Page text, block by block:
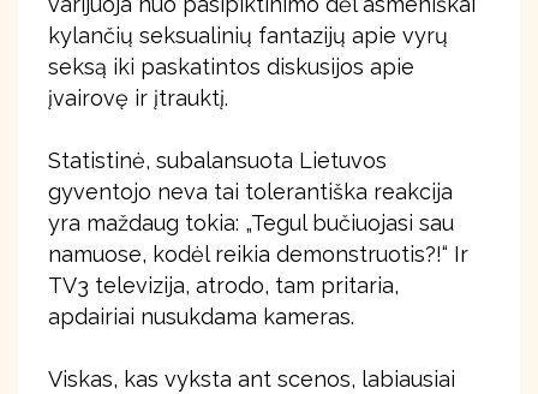
kylančių seksualinių fantazijų apie vyrų
seksą iki paskatintos diskusijos apie
įvairovę ir įtrauktį.
Statistinė, subalansuota Lietuvos
gyventojo neva tai tolerantiška reakcija
yra maždaug tokia: „Tegul bučiuojasi sau
namuose, kodėl reikia demonstruotis?!“ Ir
TV3 televizija, atrodo, tam pritaria,
apdairiai nusukdama kameras.
Viskas, kas vyksta ant scenos, labiausiai